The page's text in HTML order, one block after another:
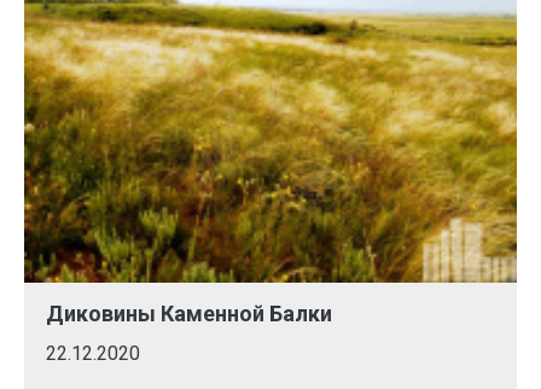
Диковины Каменной Балки
22.12.2020